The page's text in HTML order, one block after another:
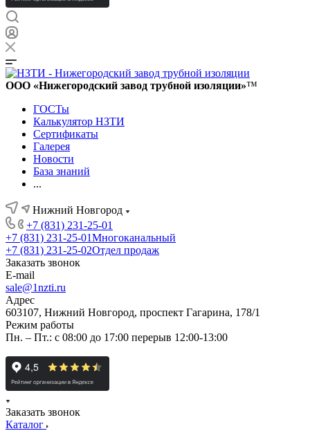
ООО «Нижегородский завод трубной изоляции»™
ГОСТы
Калькулятор НЗТИ
Сертификаты
Галерея
Новости
База знаний
...
Нижний Новгород
+7 (831) 231-25-01
+7 (831) 231-25-01Многоканальный
+7 (831) 231-25-02Отдел продаж
Заказать звонок
E-mail
sale@1nzti.ru
Адрес
603107, Нижний Новгород, проспект Гагарина, 178/1
Режим работы
Пн. – Пт.: с 08:00 до 17:00 перерыв 12:00-13:00
Заказать звонок
Каталог